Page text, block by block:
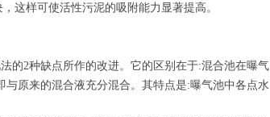
这样可使活性污泥的吸附能力显著提高。
的2种缺点所作的改进。它的区别在于:混合池在曝气
原来的混合液充分混合。其特点是:曝气池中各点水